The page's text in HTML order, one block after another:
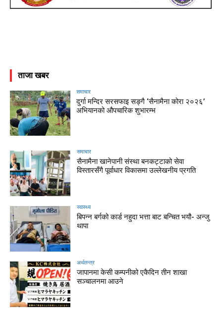
ताजा खबर
समाचार
दुर्गा मन्दिर सरसफाइ सङ्गै ‘सैनामैना कोरा २०२६’
अभियानको औपचारिक शुभारम्भ
समाचार
सैनामैना खानेपानी संस्था बनकट्टाको सेवा
विस्तारसँगै पूर्वाधार विकासमा उल्लेखनीय प्रगति
स्वास्थ्य
बिपन्न बर्गको कार्ड नहुदा भत्ता बाट बन्चित भयौ- अन्जु
थापा
अर्थतन्त्र
जापानमा केसी कम्पनीको एकैदिन तीन शाखा
सञ्चालनमा आउने